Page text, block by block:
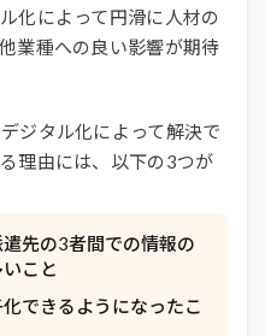
化によって円滑に人材の
業種への良い影響が期待
ジタル化によって解決で
理由には、以下の3つが
先の3者間での情報の
こと
できるようになったこ